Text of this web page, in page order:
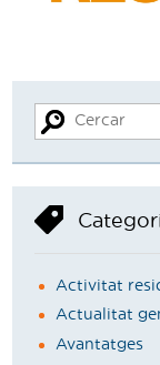
Activitat
Actualitat
Avantatges